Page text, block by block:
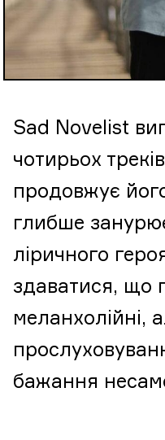
Sad Novelist
чотирьох
продовжує
глибше
ліричного
здаватися, що
меланхолійні,
бажання